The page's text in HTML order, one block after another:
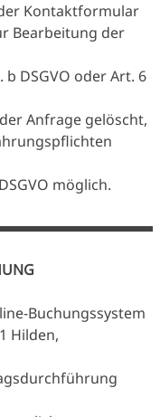
Kontaktformular
Bearbeitung der
DSGVO oder Art. 6
Anfrage gelöscht,
möglich.
Buchungssystem
Hilden,